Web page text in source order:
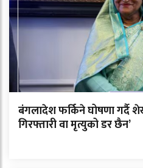
बंगलादेश फर्किने घोषणा गर्दै
गिरफ्तारी वा मृत्युको डर छैन’